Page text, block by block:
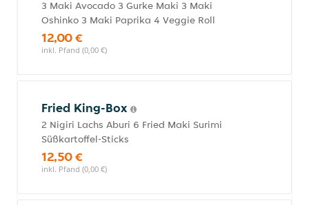
3 Maki Avocado 3 Gurke Maki 3 Maki
Oshinko 3 Maki Paprika 4 Veggie Roll
12,00 €
inkl. Pfand (0,00 €)
Fried King-Box
2 Nigiri Lachs Aburi 6 Fried Maki Surimi
Süßkartoffel-Sticks
12,50 €
inkl. Pfand (0,00 €)